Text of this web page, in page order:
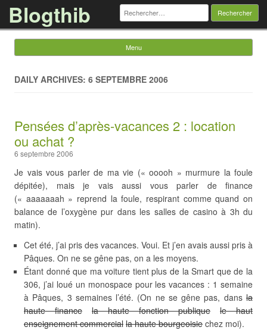
Blogthib Rechercher :
Menu
DAILY ARCHIVES: 6 SEPTEMBRE 2006
Pensées d’après-vacances 2 : location
ou achat ?
6 septembre 2006
Je vais vous parler de ma vie (« ooooh » murmure la foule
dépitée), mais je vais aussi vous parler de finance
(« aaaaaaah » reprend la foule, respirant comme quand on
balance de l’oxygène pur dans les salles de casino à 3h du
matin).
Cet été, j’ai pris des vacances. Voui. Et j’en avais aussi pris à
Pâques. On ne se gêne pas, on a les moyens.
Étant donné que ma voiture tient plus de la Smart que de la
306, j’ai loué un monospace pour les vacances : 1 semaine
à Pâques, 3 semaines l’été. (On ne se gêne pas, dans la
haute finance
la haute fonction publique
le haut
enseignement commercial la haute bourgeoisie chez moi).